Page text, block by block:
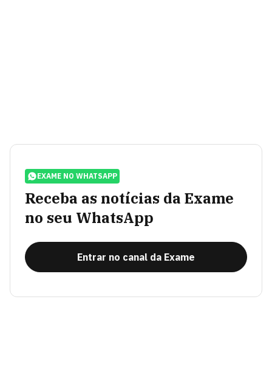
EXAME NO WHATSAPP
Receba as notícias da Exame
no seu WhatsApp
Entrar no canal da Exame